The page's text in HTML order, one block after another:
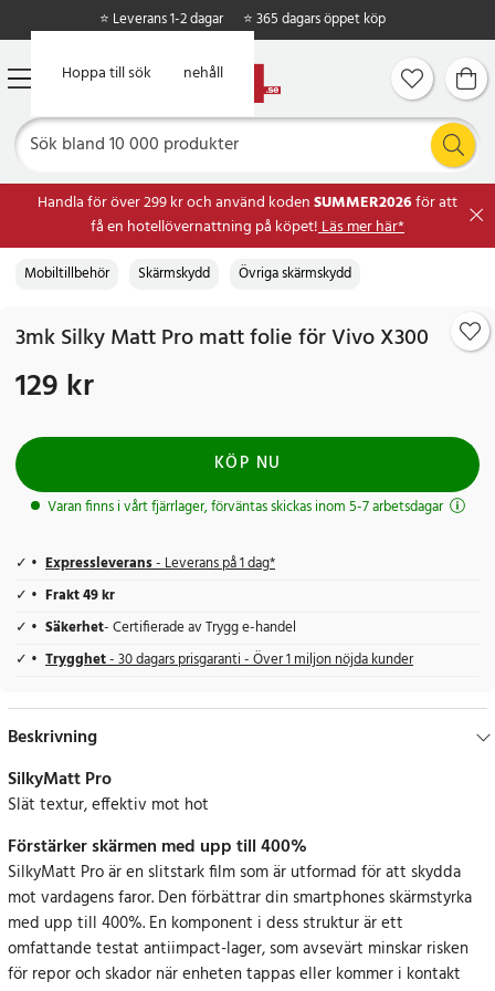
Hoppa till huvudinnehåll
Hoppa till sök
⭐ Leverans 1-2 dagar ⭐ 365 dagars öppet köp
Handla för över 299 kr och använd kodenSUMMER2026för att
få en hotellövernattning på köpet!Läs mer här*
Mobiltillbehör Skärmskydd Övriga skärmskydd
3mk Silky Matt Pro matt folie för Vivo X300
Pris:129 kr
129 kr
KÖP NU
Varan finns i vårt fjärrlager, förväntas skickas inom 5-7 arbetsdagar
Expressleverans- Leverans på 1 dag*
Frakt 49 kr
Säkerhet- Certifierade av Trygg e-handel
Trygghet- 30 dagars prisgaranti - Över 1 miljon nöjda kunder
Beskrivning
SilkyMatt Pro
Slät textur, effektiv mot hot
Förstärker skärmen med upp till 400%
SilkyMatt Pro är en slitstark film som är utformad för att skydda
mot vardagens faror. Den förbättrar din smartphones skärmstyrka
med upp till 400%. En komponent i dess struktur är ett
omfattande testat antiimpact-lager, som avsevärt minskar risken
för repor och skador när enheten tappas eller kommer i kontakt